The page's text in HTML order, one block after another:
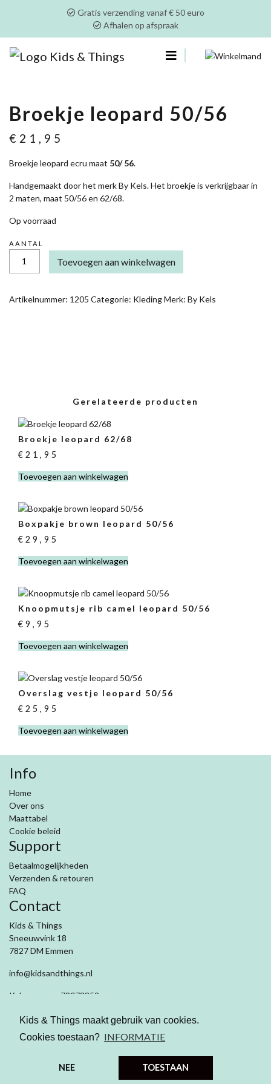
Kids & Things maakt gebruik van cookies.
Cookies toestaan? INFORMATIE
NEE TOESTAAN
Gratis verzending vanaf € 50 euro
Afhalen op afspraak
0
Broekje leopard 50/56
€ 21,95
Broekje leopard ecru maat 50/ 56.
Handgemaakt door het merk By Kels. Het broekje is verkrijgbaar in
2 maten, maat 50/56 en 62/68.
Op voorraad
AANTAL
LEOPARD
50/56
Toevoegen aan winkelwagen
Artikelnummer: 1205 Categorie: KledingMerk: By Kels
Gerelateerde producten
Broekje leopard 62/68
€ 21,95
Toevoegen aan winkelwagen
Boxpakje brown leopard 50/56
€ 29,95
Toevoegen aan winkelwagen
Knoopmutsje rib camel leopard 50/56
€ 9,95
Toevoegen aan winkelwagen
Overslag vestje leopard 50/56
€ 25,95
Toevoegen aan winkelwagen
Info
Home
Over ons
Maattabel
Cookie beleid
Support
Betaalmogelijkheden
Verzenden & retouren
FAQ
Contact
Kids & Things
Sneeuwvink 18
7827 DM Emmen
info@kidsandthings.nl
Kvk nummer: 78073359
Algemene